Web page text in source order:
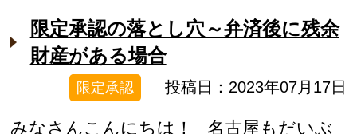
限定承認の落とし穴～弁済後に残余
財産がある場合
限定承認 投稿日：2023年07月17日
みなさんこんにちは！ 名古屋もだいぶ